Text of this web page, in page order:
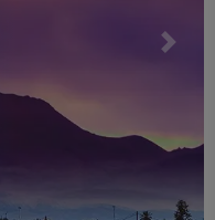
Next